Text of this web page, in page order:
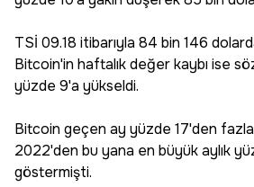
TSİ 09.18 itibarıyla 84 bin 146
Bitcoin'in haftalık değer kaybı ise
yüzde 9'a yükseldi.
Bitcoin geçen ay yüzde 17'den
2022'den bu yana en büyük aylık
göstermişti.